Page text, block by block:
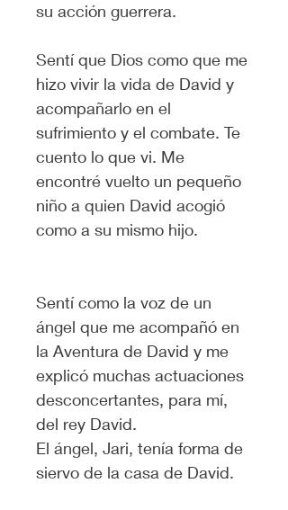
su acción guerrera.
Sentí que Dios como que me
hizo vivir la vida de David y
acompañarlo en el
sufrimiento y el combate. Te
cuento lo que vi. Me
encontré vuelto un pequeño
niño a quien David acogió
como a su mismo hijo.
Sentí como la voz de un
ángel que me acompañó en
la Aventura de David y me
explicó muchas actuaciones
desconcertantes, para mí,
del rey David.
El ángel, Jari, tenía forma de
siervo de la casa de David.